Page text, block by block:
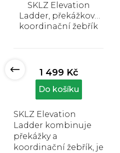
SKLZ Elevation
Ladder, překážkový
koordinační žebřík
produktu
je
5,0
hvězdiček.
1 499 Kč
Do košíku
SKLZ Elevation
Ladder kombinuje
překážky a
koordinační žebřík, je